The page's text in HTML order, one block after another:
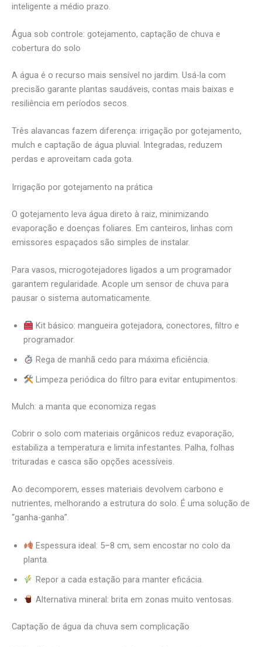
inteligente a médio prazo.
Água sob controle: gotejamento, captação de chuva e
cobertura do solo
A água é o recurso mais sensível no jardim. Usá-la com
precisão garante plantas saudáveis, contas mais baixas e
resiliência em períodos secos.
Três alavancas fazem diferença: irrigação por gotejamento,
mulch e captação de água pluvial. Integradas, reduzem
perdas e aproveitam cada gota.
Irrigação por gotejamento na prática
O gotejamento leva água direto à raiz, minimizando
evaporação e doenças foliares. Em canteiros, linhas com
emissores espaçados são simples de instalar.
Para vasos, microgotejadores ligados a um programador
garantem regularidade. Acople um sensor de chuva para
pausar o sistema automaticamente.
Kit básico: mangueira gotejadora, conectores, filtro e
programador.
Rega de manhã cedo para máxima eficiência.
Limpeza periódica do filtro para evitar entupimentos.
Mulch: a manta que economiza regas
Cobrir o solo com materiais orgânicos reduz evaporação,
estabiliza a temperatura e limita infestantes. Palha, folhas
trituradas e casca são opções acessíveis.
Ao decomporem, esses materiais devolvem carbono e
nutrientes, melhorando a estrutura do solo. É uma solução de
“ganha-ganha”.
Espessura ideal: 5–8 cm, sem encostar no colo da
planta.
Repor a cada estação para manter eficácia.
Alternativa mineral: brita em zonas muito ventosas.
Captação de água da chuva sem complicação